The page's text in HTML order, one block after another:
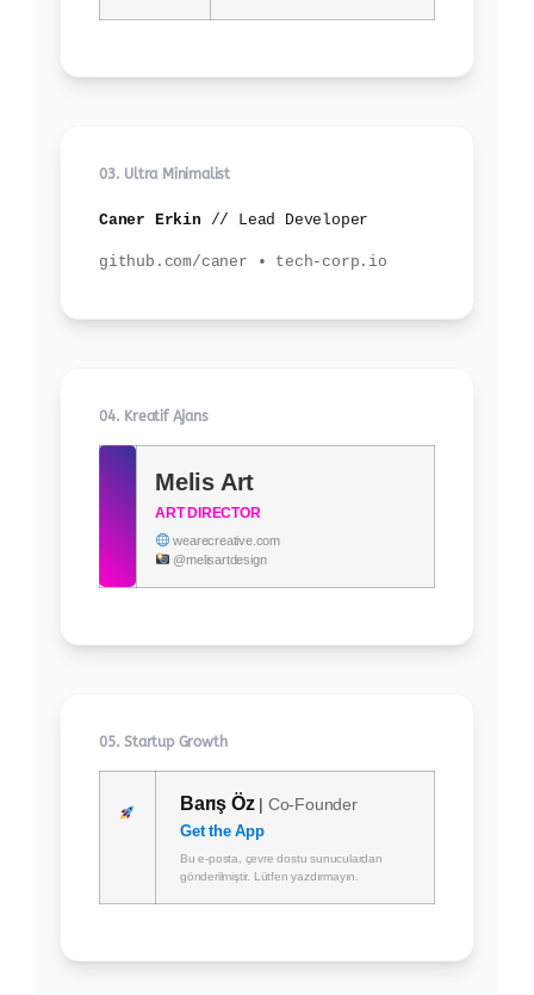
03. Ultra Minimalist
Caner Erkin // Lead Developer
github.com/caner • tech-corp.io
04. Kreatif Ajans
Melis Art
ART DIRECTOR
wearecreative.com
@melisartdesign
05. Startup Growth
Barış Öz| Co-Founder
Get the App
Bu e-posta, çevre dostu sunuculardan
gönderilmiştir. Lütfen yazdırmayın.